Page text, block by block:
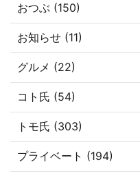
おつぶ (150)
お知らせ (11)
グルメ (22)
コト氏 (54)
トモ氏 (303)
プライベート (194)